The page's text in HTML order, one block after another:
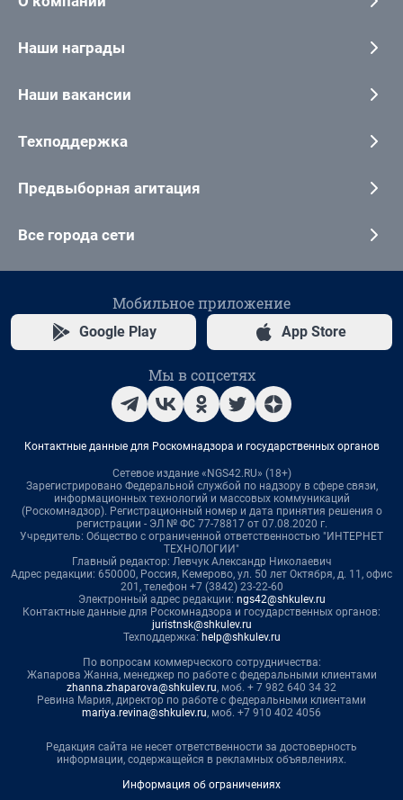
Наши награды
Наши вакансии
Техподдержка
Предвыборная агитация
Все города сети
Мобильное приложение
Google Play App Store
Мы в соцсетях
Контактные данные для Роскомнадзора и государственных органов
Сетевое издание «NGS42.RU» (18+)
Зарегистрировано Федеральной службой по надзору в сфере связи,
информационных технологий и массовых коммуникаций
(Роскомнадзор). Регистрационный номер и дата принятия решения о
регистрации - ЭЛ № ФС 77-78817 от 07.08.2020 г.
Учредитель: Общество с ограниченной ответственностью "ИНТЕРНЕТ
ТЕХНОЛОГИИ"
Главный редактор: Левчук Александр Николаевич
Адрес редакции: 650000, Россия, Кемерово, ул. 50 лет Октября, д. 11, офис
201, телефон +7 (3842) 23-22-60
Электронный адрес редакции: ngs42@shkulev.ru
Контактные данные для Роскомнадзора и государственных органов:
juristnsk@shkulev.ru
Техподдержка: help@shkulev.ru
По вопросам коммерческого сотрудничества:
Жапарова Жанна, менеджер по работе с федеральными клиентами
zhanna.zhaparova@shkulev.ru, моб. + 7 982 640 34 32
Ревина Мария, директор по работе с федеральными клиентами
mariya.revina@shkulev.ru, моб. +7 910 402 4056
Редакция сайта не несет ответственности за достоверность
информации, содержащейся в рекламных объявлениях.
Информация об ограничениях